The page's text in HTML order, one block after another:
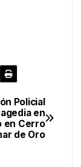
Policial
en
en Cerro
de Oro